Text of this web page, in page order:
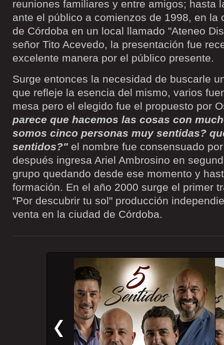
reuniones familiares y entre amigos; hasta
ante el público a comienzos de 1998, en la
de Córdoba en un local llamado "Ateneo
señor Tito Acevedo, la presentación fue
excelente manera por el público presente.
Surge entonces la necesidad de buscarle
que refleje la esencia del mismo, varios
mesa pero el elegido fue el propuesto por
parece que hacemos las cosas con
somos cinco personas muy sentidas?
sentidos?" el nombre fue consensuado
después ingresa Ariel Ambrosino en
grupo quedando desde ese momento y
formación. En el año 2000 surge el primer
"Por descubrir tu sol" producción
venta en la ciudad de Córdoba.